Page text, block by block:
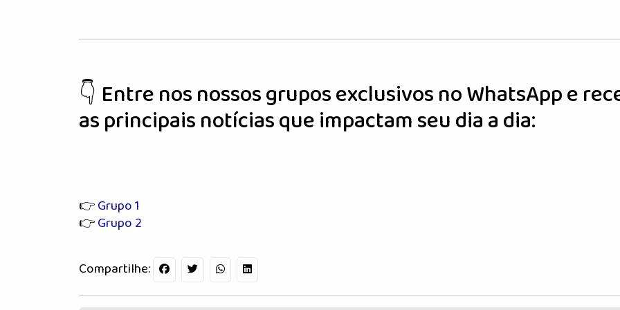
👇 Entre nos nossos grupos exclusivos no WhatsApp e
as principais notícias que impactam seu dia a dia:
👉Grupo 1
👉Grupo 2
Compartilhe: